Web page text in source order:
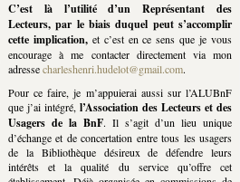
C’est là l’utilité d’un Représentant des
Lecteurs, par le biais duquel peut s’accomplir
cette implication,et c’est en ce sens que je vous
encourage à me contacter directement via mon
adressecharleshenri.hudelot@gmail.com.
Pour ce faire, je m’appuierai aussi sur l’ALUBnF
que j’ai intégré, l’Association des Lecteurs et des
Usagers de la BnF. Il s’agit d’un lieu unique
d’échange et de concertation entre tous les usagers
de la Bibliothèque désireux de défendre leurs
intérêts et la qualité du service qu’offre cet